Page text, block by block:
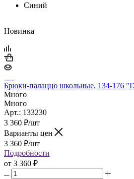
Синий
Новинка
Брюки-палаццо школьные, 134-176
Много
Много
Арт.: 133230
3 360 ₽/шт
Варианты цен
3 360 ₽/шт
Подробности
от 3 360 ₽